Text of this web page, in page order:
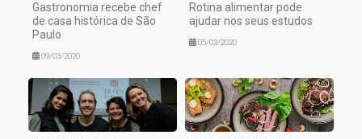
Gastronomia recebe chef
de casa histórica de São
Paulo
09/03/2020
Rotina alimentar pode
ajudar nos seus estudos
05/03/2020